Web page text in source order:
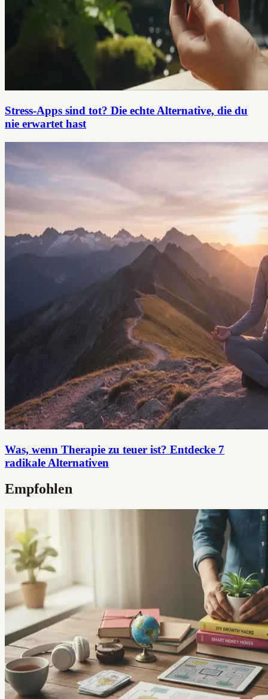
Stress-Apps sind tot? Die echte Alternative, die du
nie erwartet hast
Was, wenn Therapie zu teuer ist? Entdecke 7
radikale Alternativen
Empfohlen